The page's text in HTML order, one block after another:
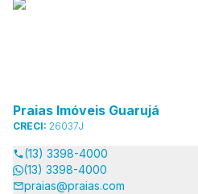
Praias Imóveis Guarujá
CRECI: 26037J
(13) 3398-4000
(13) 3398-4000
praias@praias.com